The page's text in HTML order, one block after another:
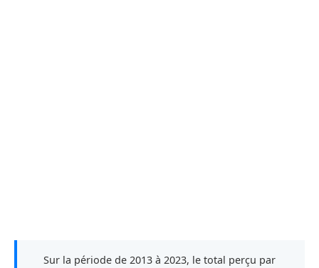
Sur la période de 2013 à 2023, le total perçu par